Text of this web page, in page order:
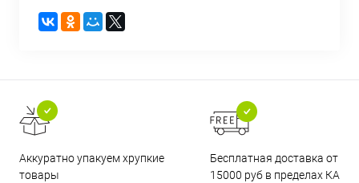
Аккуратно упакуем хрупкие
товары
Бесплатная доставка от
15000 руб в пределах КАД